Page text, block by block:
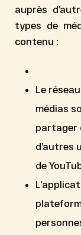
auprès
types de
contenu :
Le
médias
partager
d’autres
de
L’